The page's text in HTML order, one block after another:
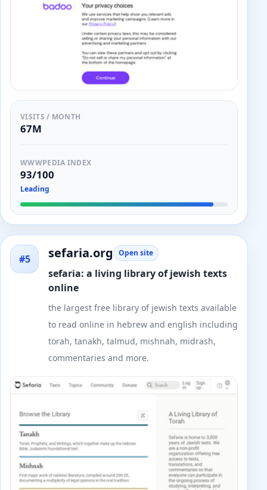
VISITS / MONTH
67M
WWWPEDIA INDEX
93/100
Leading
#5 sefaria.org Open site
sefaria: a living library of jewish texts
online
the largest free library of jewish texts available
to read online in hebrew and english including
torah, tanakh, talmud, mishnah, midrash,
commentaries and more.